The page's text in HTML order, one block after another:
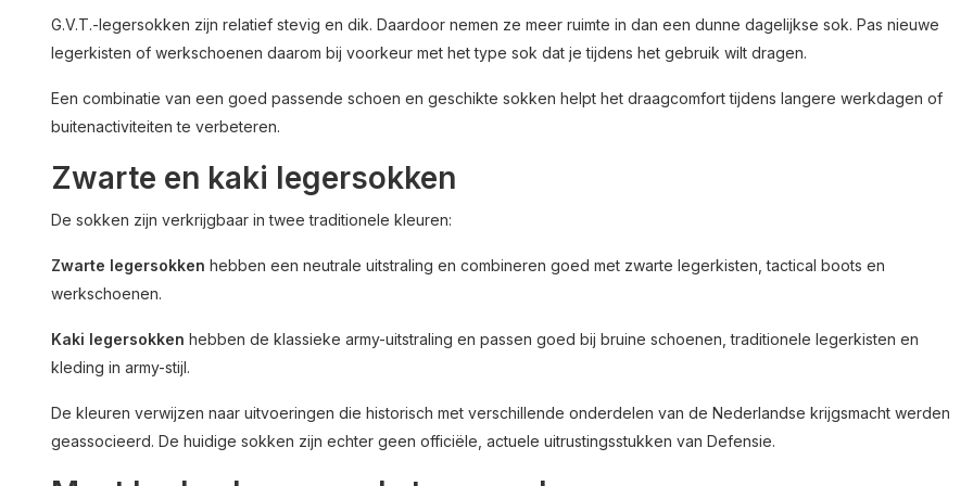
G.V.T.-legersokken zijn relatief stevig en dik. Daardoor nemen ze meer ruimte in dan een dunne dagelijkse sok. Pas nieuwe
legerkisten of werkschoenen daarom bij voorkeur met het type sok dat je tijdens het gebruik wilt dragen.
Een combinatie van een goed passende schoen en geschikte sokken helpt het draagcomfort tijdens langere werkdagen of
buitenactiviteiten te verbeteren.
Zwarte en kaki legersokken
De sokken zijn verkrijgbaar in twee traditionele kleuren:
Zwarte legersokken hebben een neutrale uitstraling en combineren goed met zwarte legerkisten, tactical boots en
werkschoenen.
Kaki legersokken hebben de klassieke army-uitstraling en passen goed bij bruine schoenen, traditionele legerkisten en
kleding in army-stijl.
De kleuren verwijzen naar uitvoeringen die historisch met verschillende onderdelen van de Nederlandse krijgsmacht werden
geassocieerd. De huidige sokken zijn echter geen officiële, actuele uitrustingsstukken van Defensie.